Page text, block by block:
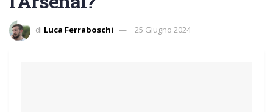
di Luca Ferraboschi 25 Giugno 2024